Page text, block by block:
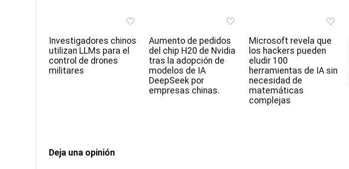
Investigadores chinos
utilizan LLMs para el
control de drones
militares
Aumento de pedidos
del chip H20 de Nvidia
tras la adopción de
modelos de IA
DeepSeek por
empresas chinas.
Microsoft revela que
los hackers pueden
eludir 100
herramientas de IA sin
necesidad de
matemáticas
complejas
Deja una opinión